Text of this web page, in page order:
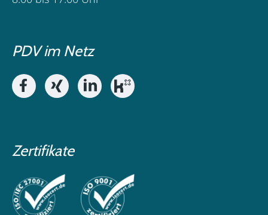
PDV im Netz
Zertifikate